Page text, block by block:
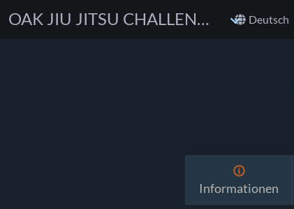
OAK JIU JITSU CHALLENGE Deutsch
Informationen